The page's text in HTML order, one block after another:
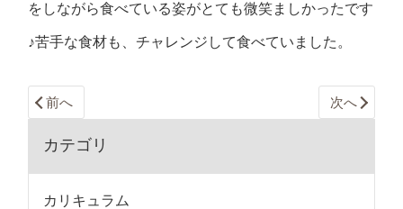
をしながら食べている姿がとても微笑ましかったです
♪苦手な食材も、チャレンジして食べていました。
前へ 次へ
カテゴリ
カリキュラム